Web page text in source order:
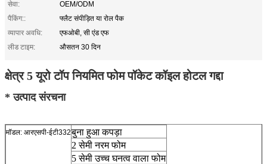
सेवा:
OEM/ODM
पैकिंग::
फ्लैट संपीड़ित या रोल पैक
व्यापार अवधि:
एफओबी, सी एंड एफ
लीड टाइम:
औसतन 30 दिन
क्षेत्र 5 यूरो टॉप नियमित फोम पॉकेट कॉइल होटल गद्दा
* उत्पाद संरचना
मॉडल: आरएसपी-ईटी332बुना हुआ कपड़ा
2 सेमी नरम फोम
5 सेमी उच्च घनत्व वाला फोम